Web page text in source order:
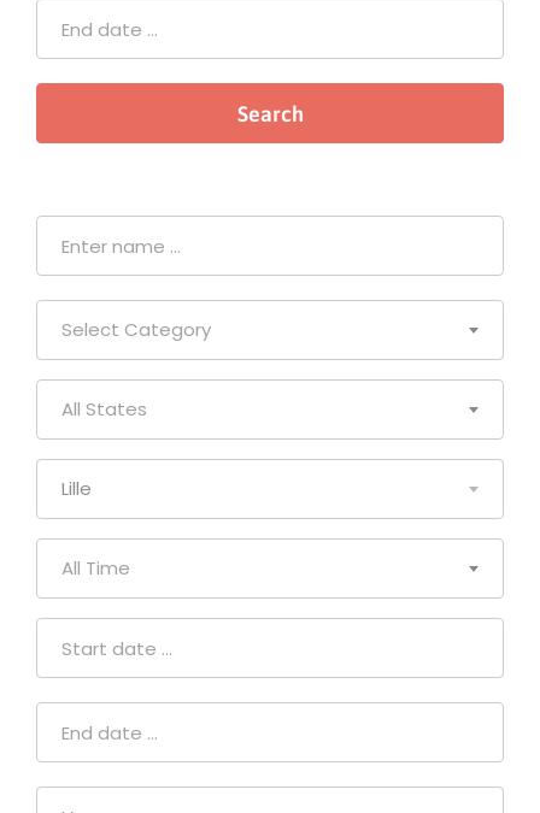
Select Category
All States
Lille
All Time